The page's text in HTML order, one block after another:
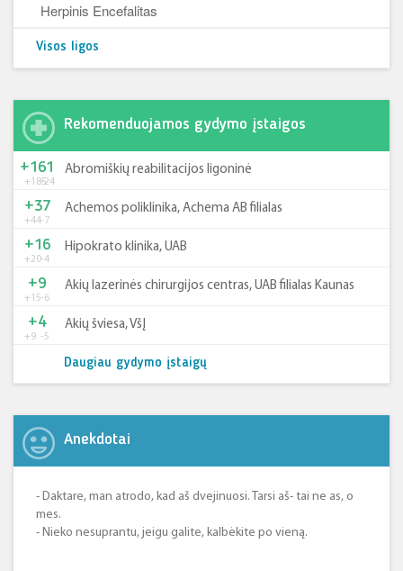
Herpinis Encefalitas
Visos ligos
Rekomenduojamos gydymo įstaigos
+185-24
+161 Abromiškių reabilitacijos ligoninė
+44-7
+37 Achemos poliklinika, Achema AB filialas
+20-4
+16 Hipokrato klinika, UAB
+15-6
+9 Akių lazerinės chirurgijos centras, UAB filialas Kaunas
+9 -5
+4 Akių šviesa, VšĮ
Daugiau gydymo įstaigų
Anekdotai
- Daktare, man atrodo, kad aš dvejinuosi. Tarsi aš- tai ne as, o
mes.
- Nieko nesuprantu, jeigu galite, kalbėkite po vieną.